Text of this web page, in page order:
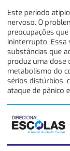
Este período
nervoso. O
preocupações
ininterrupto. Essa
substâncias que
produz uma dose
metabolismo do
sérios distúrbios,
ataque de pânico